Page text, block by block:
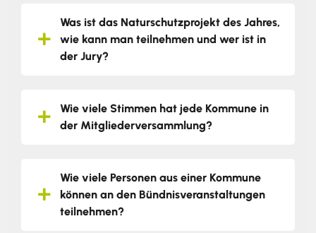
Was ist das Naturschutzprojekt des Jahres,
wie kann man teilnehmen und wer ist in
der Jury?
Wie viele Stimmen hat jede Kommune in
der Mitgliederversammlung?
Wie viele Personen aus einer Kommune
können an den Bündnisveranstaltungen
teilnehmen?